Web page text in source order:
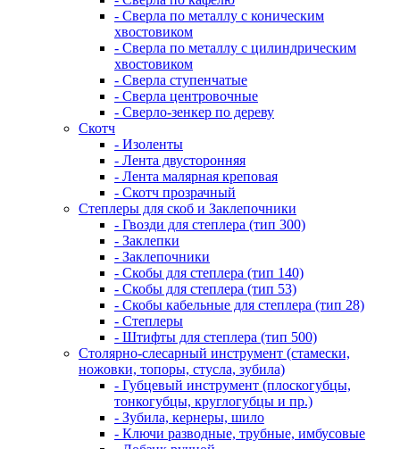
- Сверла по металлу с коническим
хвостовиком
- Сверла по металлу с цилиндрическим
хвостовиком
- Сверла ступенчатые
- Сверла центровочные
- Сверло-зенкер по дереву
Скотч
- Изоленты
- Лента двусторонняя
- Лента малярная креповая
- Скотч прозрачный
Степлеры для скоб и Заклепочники
- Гвозди для степлера (тип 300)
- Заклепки
- Заклепочники
- Скобы для степлера (тип 140)
- Скобы для степлера (тип 53)
- Скобы кабельные для степлера (тип 28)
- Степлеры
- Штифты для степлера (тип 500)
Столярно-слесарный инструмент (стамески,
ножовки, топоры, стусла, зубила)
- Губцевый инструмент (плоскогубцы,
тонкогубцы, круглогубцы и пр.)
- Зубила, кернеры, шило
- Ключи разводные, трубные, имбусовые